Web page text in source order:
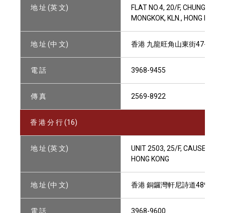
地 址 (英 文)
FLAT NO.4, 20/F, CHUNG KIU
MONGKOK, KLN., HONG KONG
地 址 (中 文) 香港 九龍旺角山東街47-51號
電 話 3968-9455
傳 真 2569-8922
香 港 分 行 (16)
地 址 (英 文)
UNIT 2503, 25/F, CAUSEWAY
HONG KONG
地 址 (中 文) 香港 銅鑼灣軒尼詩道489號
電 話 3968-9600